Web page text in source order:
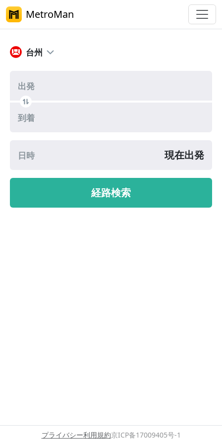
MetroMan
台州軌道交通乗換案内
台州
出発
到着
日時 現在出発
経路検索
プライバシー利用規約京ICP备17009405号-1